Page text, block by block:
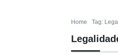
Home Tag: